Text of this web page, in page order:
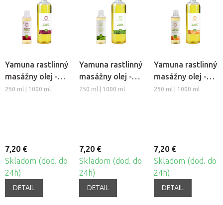
Yamuna rastlinný
masážny olej -
Hrozno
250 ml | 1000 ml
7,20 €
Skladom (dod. do
24h)
DETAIL
Yamuna rastlinný
masážny olej -
Medovka
250 ml | 1000 ml
7,20 €
Skladom (dod. do
24h)
DETAIL
Yamuna rastlinný
masážny olej -
Pomaranč-
250 ml | 1000 ml
7,20 €
Skladom (dod. do
24h)
DETAIL